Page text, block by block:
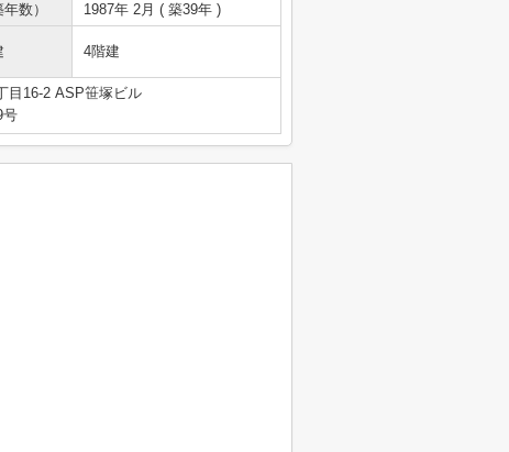
数） 1987年 2月 ( 築39年 )
4階建
目16-2 ASP笹塚ビル
号